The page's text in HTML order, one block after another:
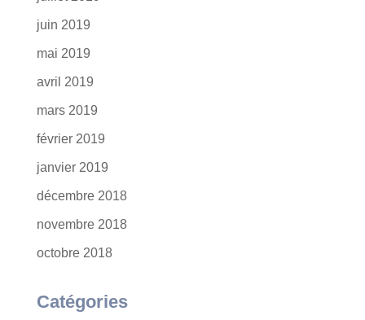
juin 2019
mai 2019
avril 2019
mars 2019
février 2019
janvier 2019
décembre 2018
novembre 2018
octobre 2018
Catégories